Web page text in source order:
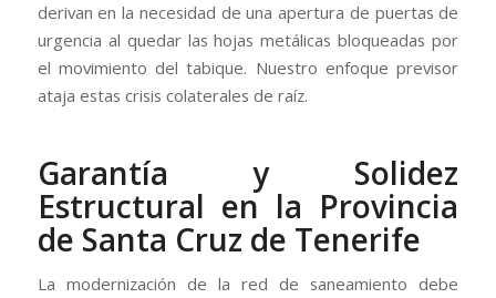
derivan en la necesidad de una apertura de puertas de
urgencia al quedar las hojas metálicas bloqueadas por
el movimiento del tabique. Nuestro enfoque previsor
ataja estas crisis colaterales de raíz.
Garantía y Solidez
Estructural en la Provincia
de Santa Cruz de Tenerife
La modernización de la red de saneamiento debe